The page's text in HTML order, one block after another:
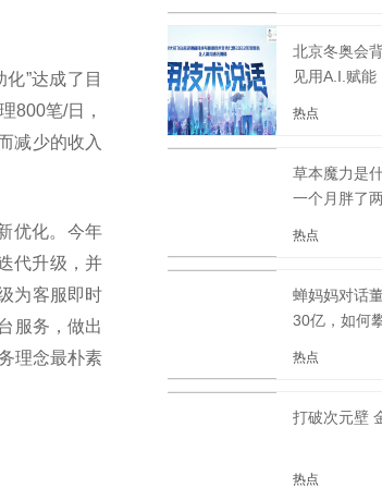
”达成了目
800笔/日，
减少的收入
优化。今年
代升级，并
为客服即时
服务，做出
理念最朴素
北京冬奥会
见用A.I.赋能
热点
草本魔力是
一个月胖了
热点
蝉妈妈对话
30亿，如何
热点
打破次元壁
热点